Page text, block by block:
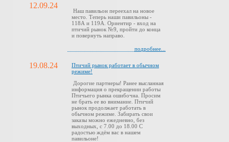
12.09.24
Наш павильон переехал на новое
место. Теперь наши павильоны -
118А и 119А. Ориентир - вход на
птичий рынок №9, пройти до конца
и повернуть направо.
подробнее...
19.08.24
Птичий рынок работает в обычном
режиме!
Дорогие партнеры! Ранее высланная
информация о прекращении работы
Птичьего рынка ошибочна. Просим
не брать ее во внимание. Птичий
рынок продолжает работать в
обычном режиме. Забирать свои
заказы можно ежедневно, без
выходных, с 7.00 до 18.00 С
радостью ждём вас в нашем
павильоне!